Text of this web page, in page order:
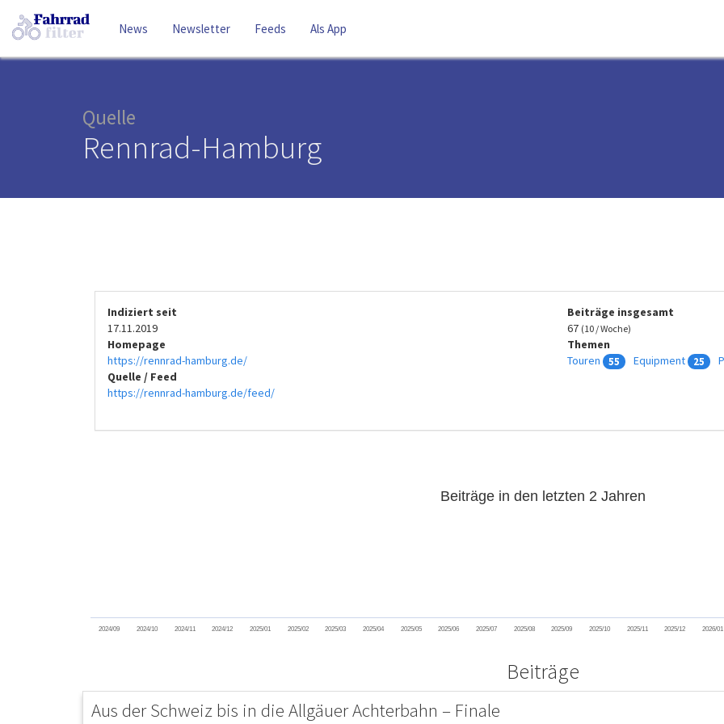
News Newsletter Feeds Als App
Quelle
Rennrad-Hamburg
Indiziert seit
17.11.2019
Homepage
https://rennrad-hamburg.de/
Quelle / Feed
https://rennrad-hamburg.de/feed/
Beiträge insgesamt
67 (10 / Woche)
Themen
Touren
55 Equipment 25
Beiträge in den letzten 2 Jahren
2024/09 2024/10 2024/11 2024/12 2025/01 2025/02 2025/03 2025/04 2025/05 2025/06 2025/07 2025/08 2025/09 2025/10 2025/11 2025/12 2026/01
Beiträge
Aus der Schweiz bis in die Allgäuer Achterbahn – Finale